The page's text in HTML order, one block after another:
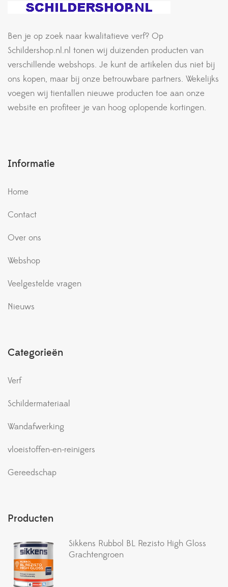
Ben je op zoek naar kwalitatieve verf? Op
Schildershop.nl.nl tonen wij duizenden producten van
verschillende webshops. Je kunt de artikelen dus niet bij
ons kopen, maar bij onze betrouwbare partners. Wekelijks
voegen wij tientallen nieuwe producten toe aan onze
website en profiteer je van hoog oplopende kortingen.
Informatie
Home
Contact
Over ons
Webshop
Veelgestelde vragen
Nieuws
Categorieën
Verf
Schildermateriaal
Wandafwerking
vloeistoffen-en-reinigers
Gereedschap
Producten
Sikkens Rubbol BL Rezisto High Gloss
Grachtengroen